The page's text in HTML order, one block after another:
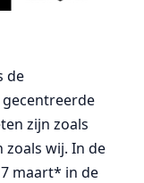
de
zijn zoals
wij. In de
maart* in de